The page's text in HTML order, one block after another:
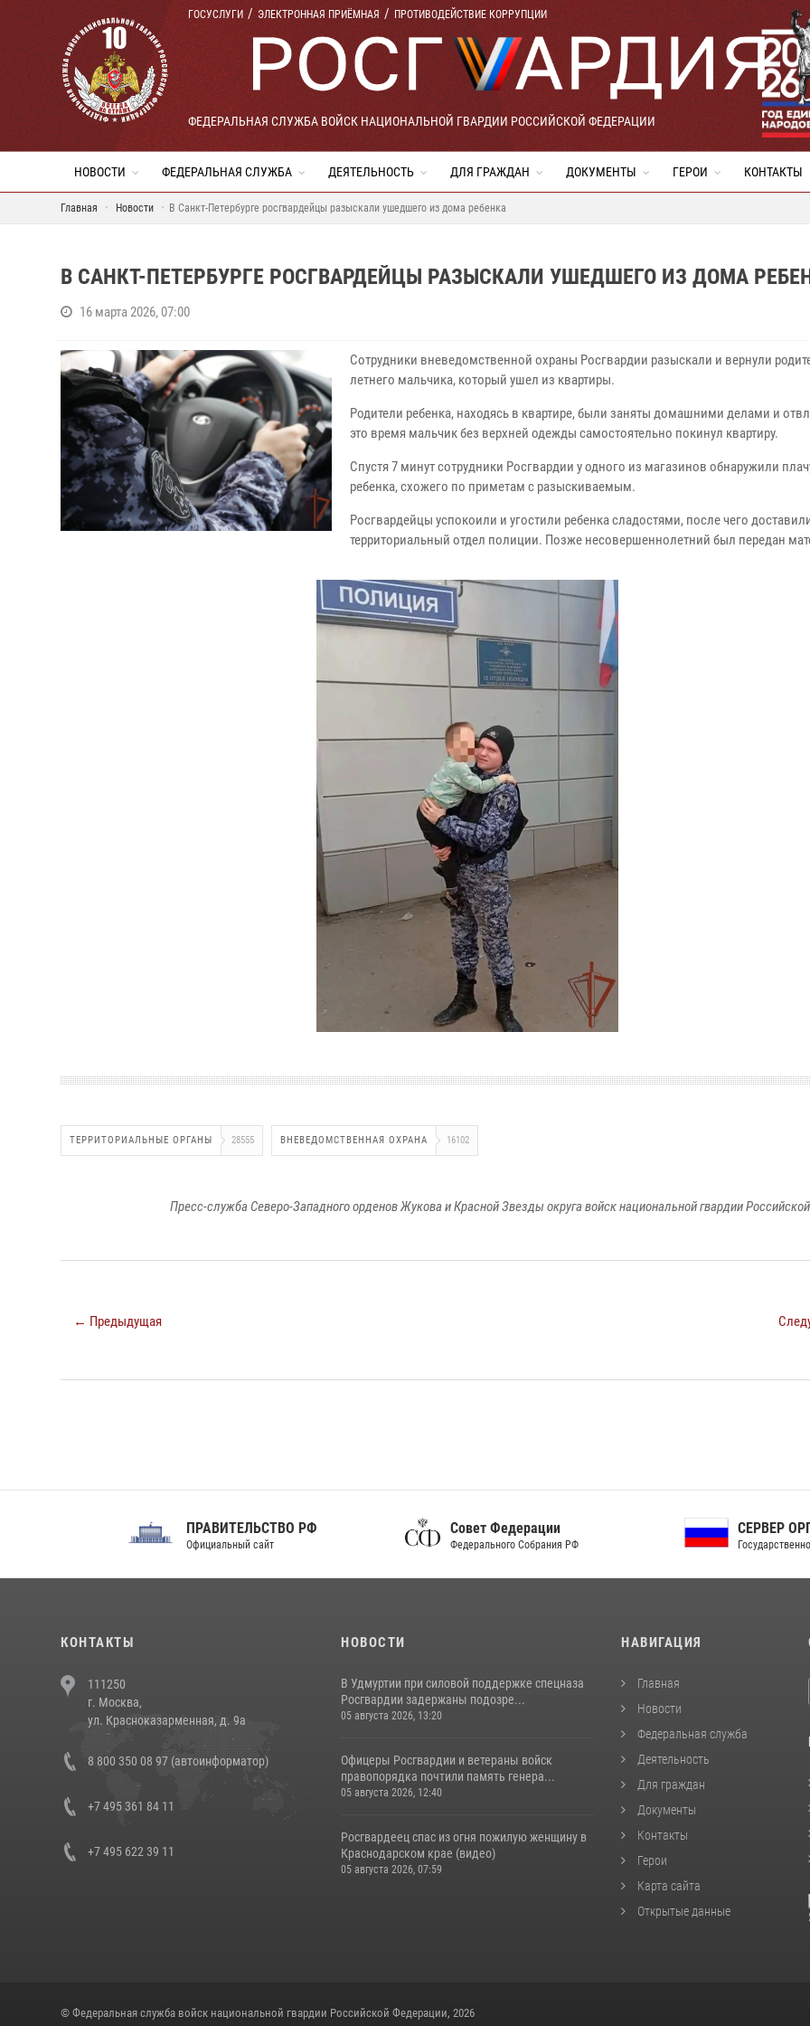
ГОСУСЛУГИ ЭЛЕКТРОННАЯ ПРИЁМНАЯ ПРОТИВОДЕЙСТВИЕ КОРРУПЦИИ
ФЕДЕРАЛЬНАЯ СЛУЖБА ВОЙСК НАЦИОНАЛЬНОЙ ГВАРДИИ РОССИЙСКОЙ ФЕДЕРАЦИИ
НОВОСТИ ФЕДЕРАЛЬНАЯ СЛУЖБА ДЕЯТЕЛЬНОСТЬ ДЛЯ ГРАЖДАН ДОКУМЕНТЫ ГЕРОИ КОНТАКТЫ
Главная Новости В Санкт-Петербурге росгвардейцы разыскали ушедшего из дома ребенка
В САНКТ-ПЕТЕРБУРГЕ РОСГВАРДЕЙЦЫ РАЗЫСКАЛИ УШЕДШЕГО ИЗ ДОМА
16 марта 2026, 07:00
Сотрудники вневедомственной охраны Росгвардии разыскали и вернули
летнего мальчика, который ушел из квартиры.
Родители ребенка, находясь в квартире, были заняты домашними делами и
это время мальчик без верхней одежды самостоятельно покинул квартиру.
Спустя 7 минут сотрудники Росгвардии у одного из магазинов обнаружили
ребенка, схожего по приметам с разыскиваемым.
Росгвардейцы успокоили и угостили ребенка сладостями, после чего
территориальный отдел полиции. Позже несовершеннолетний был передан
ТЕРРИТОРИАЛЬНЫЕ ОРГАНЫ 28555 ВНЕВЕДОМСТВЕННАЯ ОХРАНА 16102
Пресс-служба Северо-Западного орденов Жукова и Красной Звезды округа войск национальной гвардии
← Предыдущая
ПРАВИТЕЛЬСТВО РФ
Официальный сайт
Совет Федерации
Федерального Собрания РФ
СЕРВЕР ОРГАНОВ
Государственной власти РФ
КОНТАКТЫ
111250
г. Москва,
ул. Красноказарменная, д. 9а
8 800 350 08 97 (автоинформатор)
+7 495 361 84 11
+7 495 622 39 11
НОВОСТИ
В Удмуртии при силовой поддержке спецназа
Росгвардии задержаны подозре...
05 августа 2026, 13:20
Офицеры Росгвардии и ветераны войск
правопорядка почтили память генера...
05 августа 2026, 12:40
Росгвардеец спас из огня пожилую женщину в
Краснодарском крае (видео)
05 августа 2026, 07:59
НАВИГАЦИЯ
Главная
Новости
Федеральная служба
Деятельность
Для граждан
Документы
Контакты
Герои
Карта сайта
Открытые данные
© Федеральная служба войск национальной гвардии Российской Федерации, 2026